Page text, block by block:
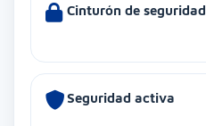
Cinturón de seguridad
Seguridad activa